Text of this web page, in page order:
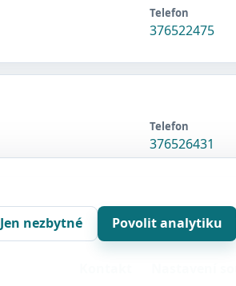
Telefon
376522475
Telefon
376526431
Jen nezbytné Povolit analytiku